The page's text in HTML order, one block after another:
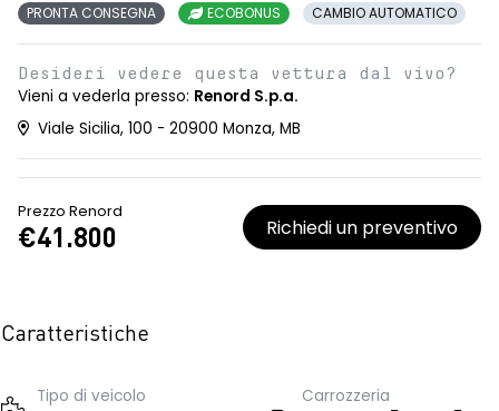
PRONTA CONSEGNA ECOBONUS CAMBIO AUTOMATICO
Desideri vedere questa vettura dal vivo?
Vieni a vederla presso: Renord S.p.a.
Viale Sicilia, 100 - 20900 Monza, MB
Prezzo Renord
€41.800 Richiedi un preventivo
Caratteristiche
Tipo di veicolo
Carrozzeria